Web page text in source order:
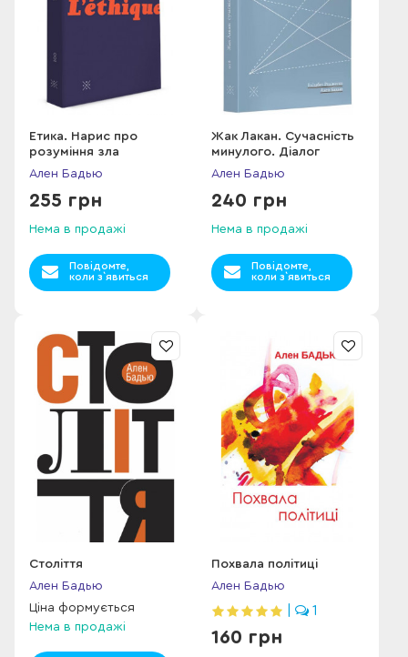
Етика. Нарис про
розуміння зла
Ален Бадью
255 грн
Нема в продажі
Повідомте,
коли з`явиться
Жак Лакан. Сучасність
минулого. Діалог
Ален Бадью
240 грн
Нема в продажі
Повідомте,
коли з`явиться
Століття
Ален Бадью
Ціна формується
Нема в продажі
Похвала політиці
Ален Бадью
1
160 грн